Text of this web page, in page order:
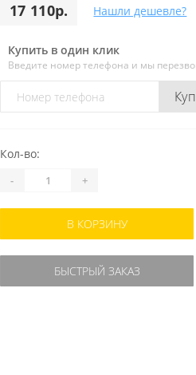
17 110р. Нашли дешевле?
Купить в один клик
Введите номер телефона и мы
Кол-во:
- +
В КОРЗИНУ
БЫСТРЫЙ ЗАКАЗ